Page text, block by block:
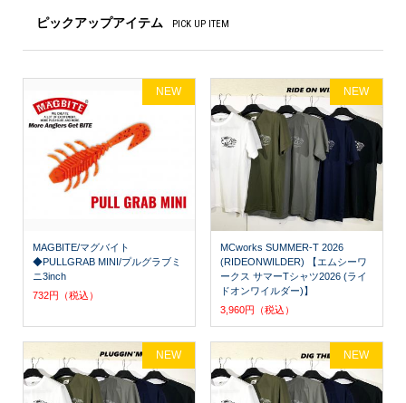
ピックアップアイテム PICK UP ITEM
MAGBITE/マグバイト
◆PULLGRAB MINI/プルグラブミ
ニ3inch
732円（税込）
NEW
MCworks SUMMER-T 2026
(RIDEONWILDER) 【エムシーワ
ークス サマーTシャツ2026 (ライ
ドオンワイルダー)】
3,960円（税込）
NEW
NEW NEW